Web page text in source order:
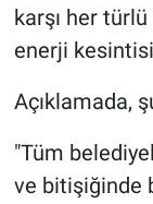
karşı her
enerji
Açıklamada,
"Tüm
ve bitişiğinde